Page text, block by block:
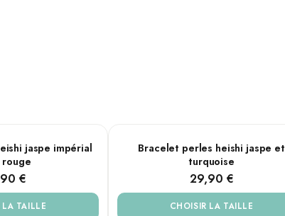
fermeture
jaspe impérial
€
LA TAILLE
PLUSIEURS TAILLES
Bracelet perles heishi jaspe et
turquoise
29,90 €
CHOISIR LA TAILLE